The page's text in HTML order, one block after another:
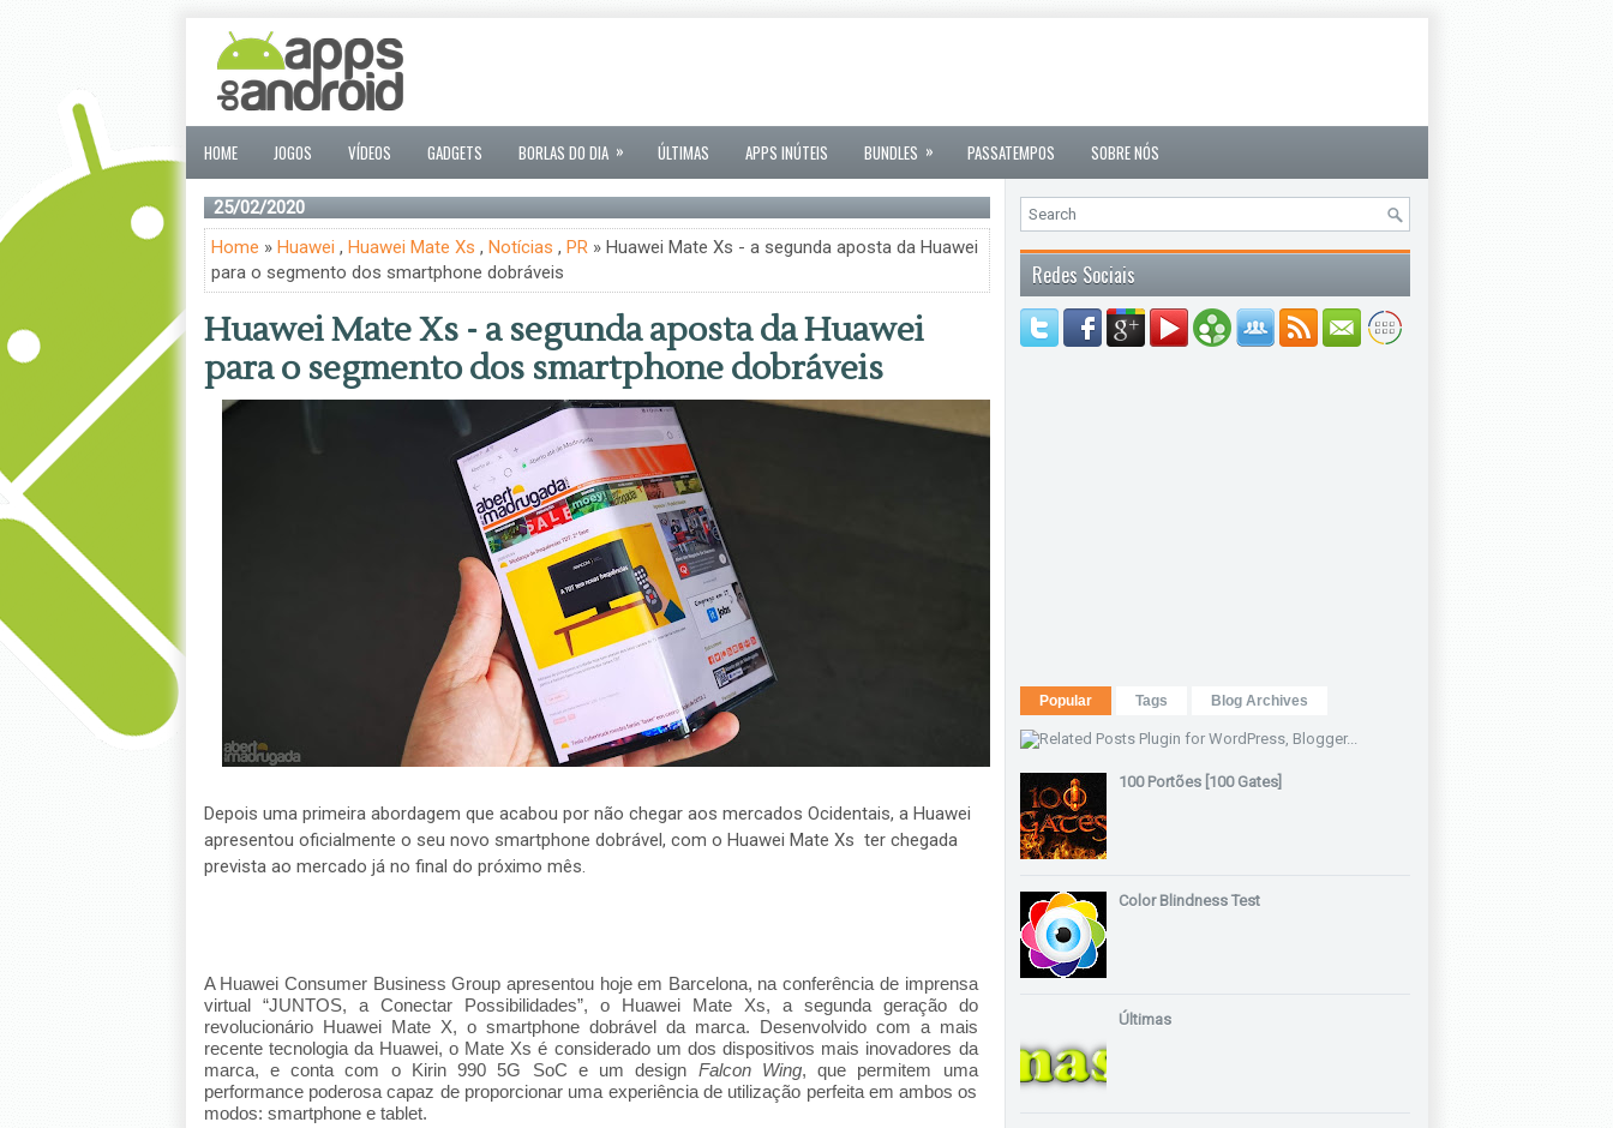
HOME JOGOS VÍDEOS GADGETS BORLAS DO DIA » ÚLTIMAS APPS INÚTEIS BUNDLES » PASSATEMPOS SOBRE NÓS
25/02/2020
Home » Huawei , Huawei Mate Xs , Notícias , PR» Huawei Mate Xs - a segunda aposta da Huawei
para o segmento dos smartphone dobráveis
Huawei Mate Xs - a segunda aposta da Huawei
para o segmento dos smartphone dobráveis
Depois uma primeira abordagem que acabou por não chegar aos mercados Ocidentais, a Huawei
apresentou oficialmente o seu novo smartphone dobrável, com o Huawei Mate Xs ter chegada
prevista ao mercado já no final do próximo mês.
A Huawei Consumer Business Group apresentou hoje em Barcelona, na conferência de imprensa
virtual “JUNTOS, a Conectar Possibilidades”, o Huawei Mate Xs, a segunda geração do
revolucionário Huawei Mate X, o smartphone dobrável da marca. Desenvolvido com a mais
recente tecnologia da Huawei, o Mate Xs é considerado um dos dispositivos mais inovadores da
marca, e conta com o Kirin 990 5G SoC e um design Falcon Wing, que permitem uma
performance poderosa capaz de proporcionar uma experiência de utilização perfeita em ambos os
modos: smartphone e tablet.
Redes Sociais
Popular Tags Blog Archives
100 Portões [100 Gates]
Color Blindness Test
Últimas